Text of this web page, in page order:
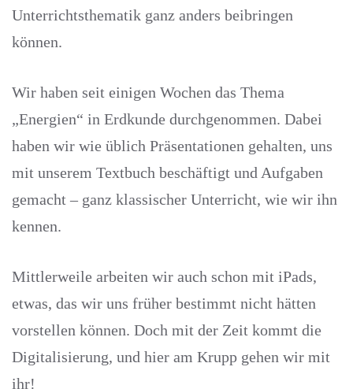
Unterrichtsthematik ganz anders beibringen
können.
Wir haben seit einigen Wochen das Thema
„Energien“ in Erdkunde durchgenommen. Dabei
haben wir wie üblich Präsentationen gehalten, uns
mit unserem Textbuch beschäftigt und Aufgaben
gemacht – ganz klassischer Unterricht, wie wir ihn
kennen.
Mittlerweile arbeiten wir auch schon mit iPads,
etwas, das wir uns früher bestimmt nicht hätten
vorstellen können. Doch mit der Zeit kommt die
Digitalisierung, und hier am Krupp gehen wir mit
ihr!